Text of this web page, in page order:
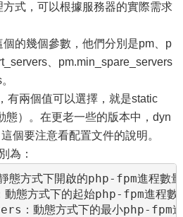
式，可以根據服務器的實際需求
的幾個參數，他們分別是pm、p
、pm.min_spare_servers
兩個值可以選擇，就是static
態）。在更老一些的版本中，dyn
個要注意看配置文件的說明。
為：
方式下開啟的php-fpm進程數
方式下的起始php-fpm進程數
：動態方式下的最小php-fpm進